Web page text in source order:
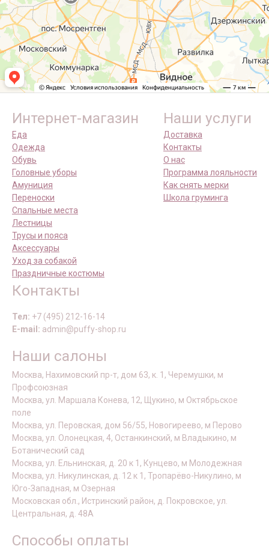
Интернет-магазин
Еда
Одежда
Обувь
Головные уборы
Амуниция
Переноски
Спальные места
Лестницы
Трусы и пояса
Аксессуары
Уход за собакой
Праздничные костюмы
Наши услуги
Доставка
Контакты
О нас
Программа лояльности
Как снять мерки
Школа груминга
Контакты
Тел: +7 (495) 212-16-14
E-mail: admin@puffy-shop.ru
Наши салоны
Москва, Нахимовский пр-т, дом 63, к. 1, Черемушки, м
Профсоюзная
Москва, ул. Маршала Конева, 12, Щукино, м Октябрьское
поле
Москва, ул. Перовская, дом 56/55, Новогиреево, м Перово
Москва, ул. Олонецкая, 4, Останкинский, м Владыкино, м
Ботанический сад
Москва, ул. Ельнинская, д. 20 к 1, Кунцево, м Молодежная
Москва, ул. Никулинская, д. 12 к 1, Тропарёво-Никулино, м
Юго-Западная, м Озерная
Московская обл., Истринский район, д. Покровское, ул.
Центральная, д. 48А
Способы оплаты